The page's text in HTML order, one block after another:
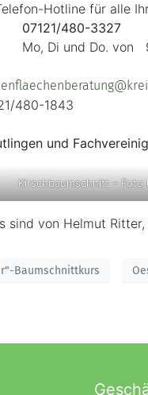
Hotline für alle
07121/480-3327
und Do. von
480-1843
und
Kirschbaumschnitt –
sind von Helmut
Baumschnittkurs